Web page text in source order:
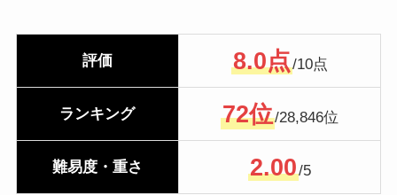
評価 8.0点/10点
ランキング 72位/28,846位
難易度・重さ 2.00/5